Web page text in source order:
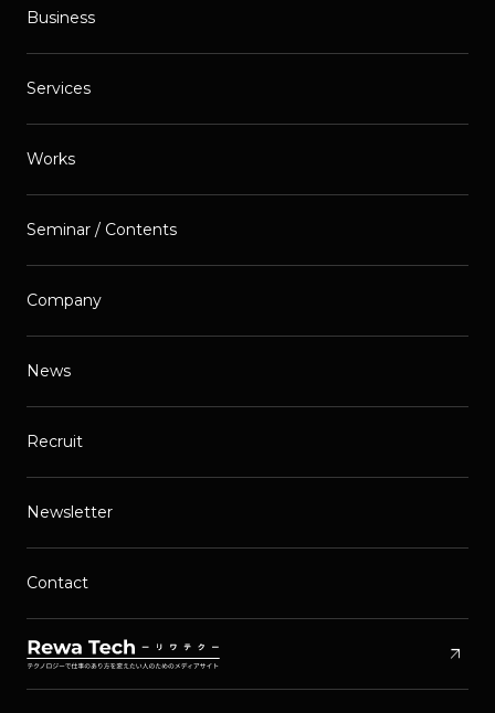
Business
Services
Works
Seminar / Contents
Company
News
Recruit
Newsletter
Contact
arrow_outward